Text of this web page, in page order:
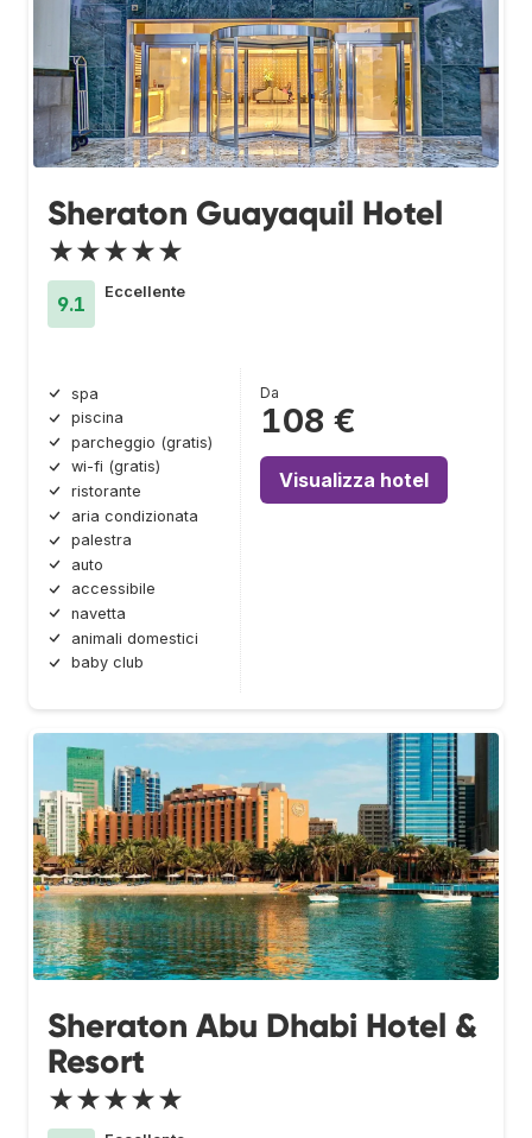
Sheraton Guayaquil Hotel
★★★★★
9.1
Eccellente
spa
piscina
parcheggio (gratis)
wi-fi (gratis)
ristorante
aria condizionata
palestra
auto
accessibile
navetta
animali domestici
baby club
Da
108 €
Visualizza hotel
Sheraton Abu Dhabi Hotel &
Resort
★★★★★